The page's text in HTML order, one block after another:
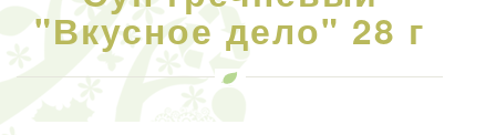
"Вкусное дело" 28 г